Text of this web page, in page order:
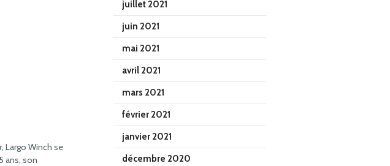
Largo Winch se
ans, son
juillet 2021
juin 2021
mai 2021
avril 2021
mars 2021
février 2021
janvier 2021
décembre 2020